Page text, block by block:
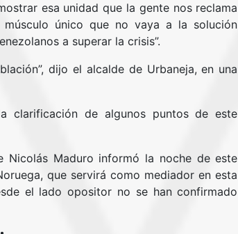
esa unidad que la gente nos reclama
único que no vaya a la solución
a superar la crisis”.
dijo el alcalde de Urbaneja, en una
clarificación de algunos puntos de este
Nicolás Maduro informó la noche de este
que servirá como mediador en esta
el lado opositor no se han confirmado